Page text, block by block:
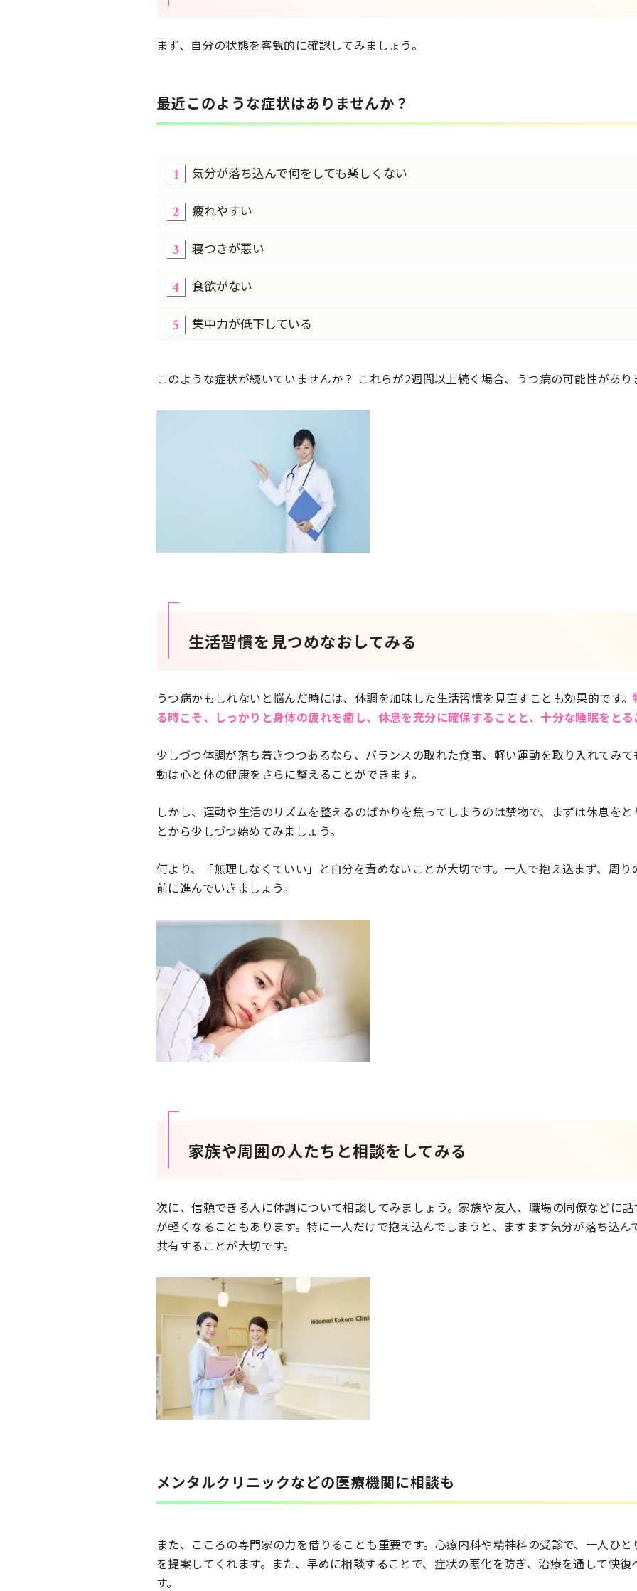
まず、自分の状態を客観的に確認してみましょう。
最近このような症状はありませんか？
気分が落ち込んで何をしても楽しくない
疲れやすい
寝つきが悪い
食欲がない
集中力が低下している
このような症状が続いていませんか？ これらが2週間以上続く場合、うつ病の可能性があり
生活習慣を見つめなおしてみる
うつ病かもしれないと悩んだ時には、体調を加味した生活習慣を見直すことも効果的です。
る時こそ、しっかりと身体の疲れを癒し、休息を充分に確保することと、十分な睡眠をと
少しづつ体調が落ち着きつつあるなら、バランスの取れた食事、軽い運動を取り入れてみ
動は心と体の健康をさらに整えることができます。
しかし、運動や生活のリズムを整えるのばかりを焦ってしまうのは禁物で、まずは休息を
とから少しづつ始めてみましょう。
何より、「無理しなくていい」と自分を責めないことが大切です。一人で抱え込まず、周
前に進んでいきましょう。
家族や周囲の人たちと相談をしてみる
次に、信頼できる人に体調について相談してみましょう。家族や友人、職場の同僚などに
が軽くなることもあります。特に一人だけで抱え込んでしまうと、ますます気分が落ち込
共有することが大切です。
メンタルクリニックなどの医療機関に相談も
また、こころの専門家の力を借りることも重要です。心療内科や精神科の受診で、一人ひ
を提案してくれます。また、早めに相談することで、症状の悪化を防ぎ、治療を通して快
す。